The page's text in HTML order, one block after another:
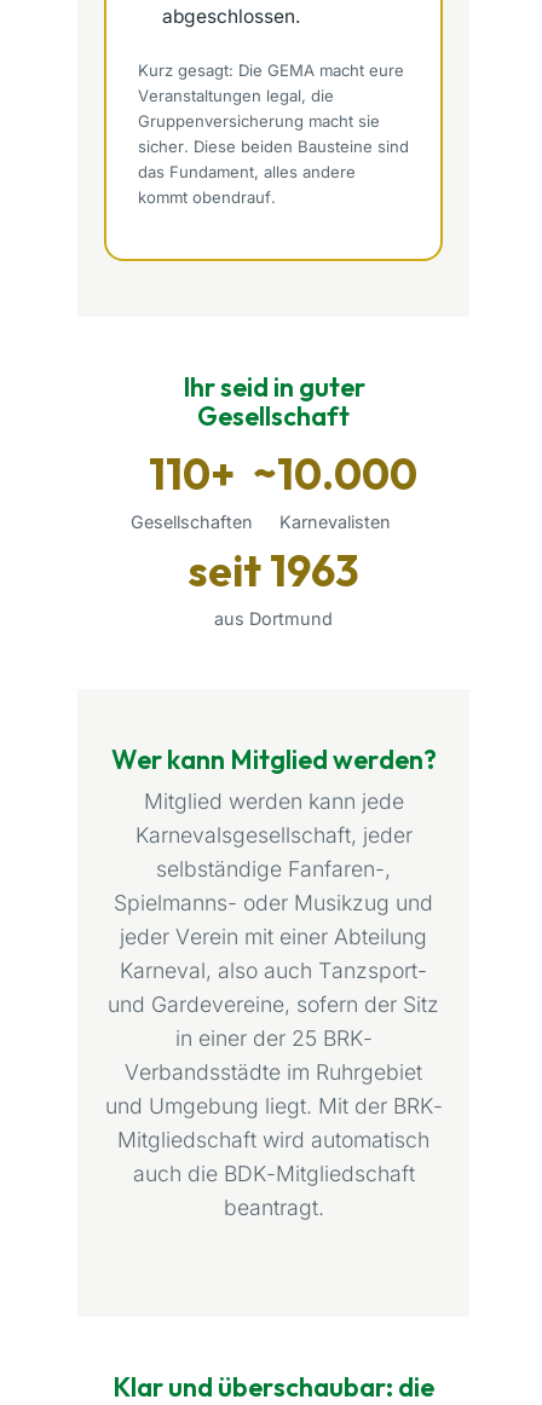
abgeschlossen.
Kurz gesagt: Die GEMA macht eure
Veranstaltungen legal, die
Gruppenversicherung macht sie
sicher. Diese beiden Bausteine sind
das Fundament, alles andere
kommt obendrauf.
Ihr seid in guter
Gesellschaft
110+
Gesellschaften
~10.000
Karnevalisten
seit 1963
aus Dortmund
Wer kann Mitglied werden?
Mitglied werden kann jede
Karnevalsgesellschaft, jeder
selbständige Fanfaren-,
Spielmanns- oder Musikzug und
jeder Verein mit einer Abteilung
Karneval, also auch Tanzsport-
und Gardevereine, sofern der Sitz
in einer der 25 BRK-
Verbandsstädte im Ruhrgebiet
und Umgebung liegt. Mit der BRK-
Mitgliedschaft wird automatisch
auch die BDK-Mitgliedschaft
beantragt.
Klar und überschaubar: die